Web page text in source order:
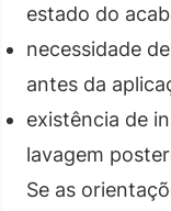
estado do
necessidade
antes da
existência de
lavagem
Se as